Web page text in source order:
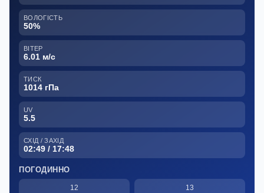
ВОЛОГІСТЬ
50%
ВІТЕР
6.01 м/с
ТИСК
1014 гПа
UV
5.5
СХІД / ЗАХІД
02:49 / 17:48
ПОГОДИННО
12 13